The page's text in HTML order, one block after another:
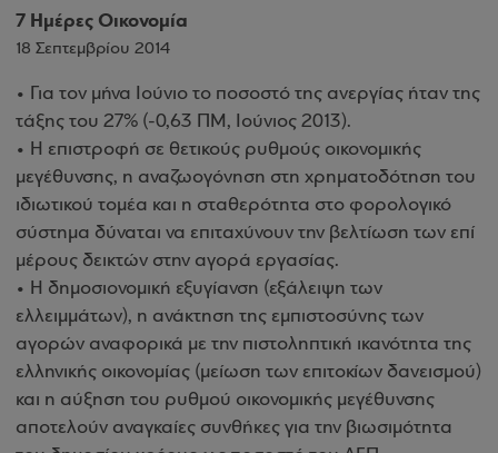
7 Ημέρες Οικονομία
18 Σεπτεμβρίου 2014
• Για τον μήνα Ιούνιο το ποσοστό της ανεργίας ήταν της
τάξης του 27% (-0,63 ΠΜ, Ιούνιος 2013).
• Η επιστροφή σε θετικούς ρυθμούς οικονομικής
μεγέθυνσης, η αναζωογόνηση στη χρηματοδότηση του
ιδιωτικού τομέα και η σταθερότητα στο φορολογικό
σύστημα δύναται να επιταχύνουν την βελτίωση των επί
μέρους δεικτών στην αγορά εργασίας.
• Η δημοσιονομική εξυγίανση (εξάλειψη των
ελλειμμάτων), η ανάκτηση της εμπιστοσύνης των
αγορών αναφορικά με την πιστοληπτική ικανότητα της
ελληνικής οικονομίας (μείωση των επιτοκίων δανεισμού)
και η αύξηση του ρυθμού οικονομικής μεγέθυνσης
αποτελούν αναγκαίες συνθήκες για την βιωσιμότητα